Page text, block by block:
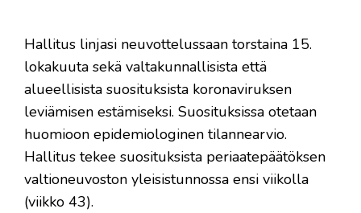
Hallitus linjasi neuvottelussaan torstaina 15.
lokakuuta sekä valtakunnallisista että
alueellisista suosituksista koronaviruksen
leviämisen estämiseksi. Suosituksissa otetaan
huomioon epidemiologinen tilannearvio.
Hallitus tekee suosituksista periaatepäätöksen
valtioneuvoston yleisistunnossa ensi viikolla
(viikko 43).